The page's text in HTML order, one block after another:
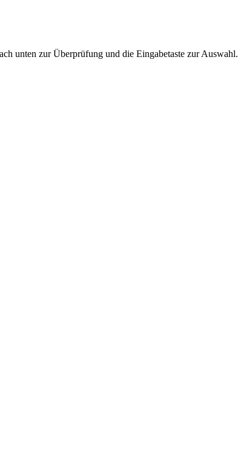
unten zur Überprüfung und die Eingabetaste zur Auswahl.